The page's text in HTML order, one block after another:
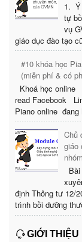
1. Ý
tự
vụ
giáo dục đào tạo
#10 khóa học
(miễn phí & có
Khoá học
read Facebook
Piano online
Chủ
giáo
định Thông tư 12/
trình bồi dưỡng
GIỚI THIỆU